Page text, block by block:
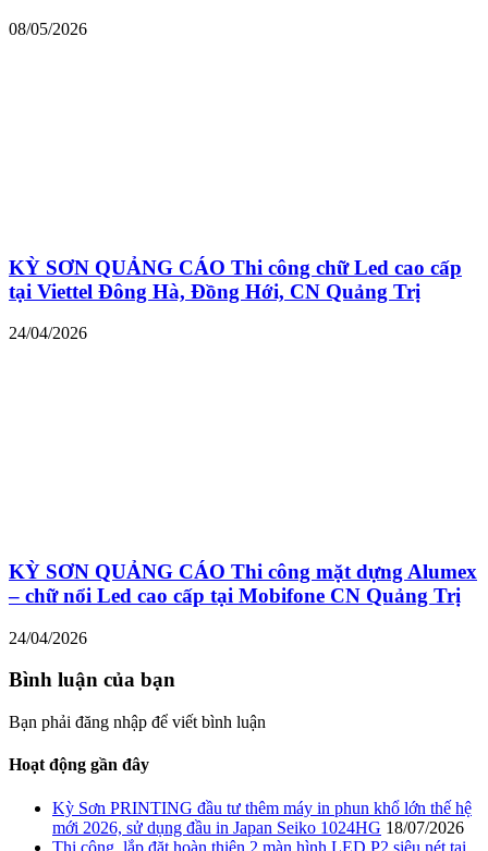
08/05/2026
KỲ SƠN QUẢNG CÁO Thi công chữ Led cao cấp
tại Viettel Đông Hà, Đồng Hới, CN Quảng Trị
24/04/2026
KỲ SƠN QUẢNG CÁO Thi công mặt dựng Alumex
– chữ nổi Led cao cấp tại Mobifone CN Quảng Trị
24/04/2026
Bình luận của bạn
Bạn phải đăng nhập để viết bình luận
Hoạt động gần đây
Kỳ Sơn PRINTING đầu tư thêm máy in phun khổ lớn thế hệ
mới 2026, sử dụng đầu in Japan Seiko 1024HG 18/07/2026
Thi công, lắp đặt hoàn thiện 2 màn hình LED P2 siêu nét tại